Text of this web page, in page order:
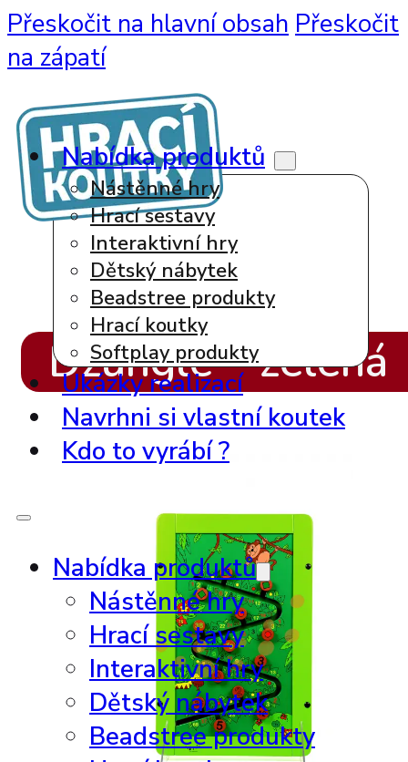
Přeskočit na hlavní obsah Přeskočit
na zápatí
Nabídka produktů
Nástěnné hry
Hrací sestavy
Interaktivní hry
Dětský nábytek
Beadstree produkty
Hrací koutky
Softplay produkty
Ukázky realizací
Navrhni si vlastní koutek
Kdo to vyrábí ?
Nabídka produktů
Nástěnné hry
Hrací sestavy
Interaktivní hry
Dětský nábytek
Beadstree produkty
Džungle – zelená